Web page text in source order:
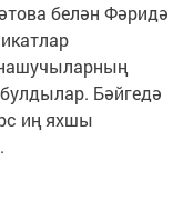
белән Фәридә
Бәйгедә
иң яхшы